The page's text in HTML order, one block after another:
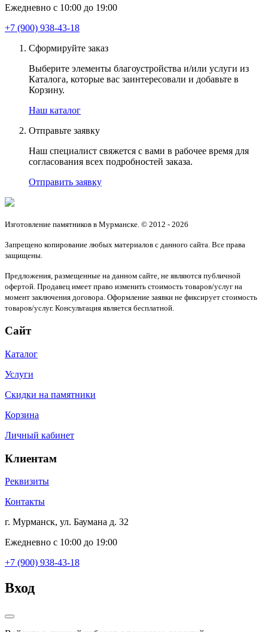
Ежедневно с 10:00 до 19:00
+7 (900) 938-43-18
Сформируйте заказ
Выберите элементы благоустройства и/или услуги из
Каталога, которые вас заинтересовали и добавьте в
Корзину.
Наш каталог
Отправьте заявку
Наш специалист свяжется с вами в рабочее время для
согласования всех подробностей заказа.
Отправить заявку
Изготовление памятников в Мурманске. © 2012 - 2026
Запрещено копирование любых материалов с данного сайта. Все права
защищены.
Предложения, размещенные на данном сайте, не являются публичной
офертой. Продавец имеет право изменить стоимость товаров/услуг на
момент заключения договора. Оформление заявки не фиксирует стоимость
товаров/услуг. Консультация является бесплатной.
Сайт
Каталог
Услуги
Скидки на памятники
Корзина
Личный кабинет
Клиентам
Реквизиты
Контакты
г. Мурманск, ул. Баумана д. 32
Ежедневно с 10:00 до 19:00
+7 (900) 938-43-18
Вход